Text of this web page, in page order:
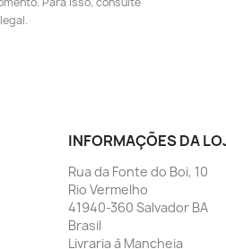
INFORMAÇÕES DA
Rua da Fonte do Boi, 10
Rio Vermelho
41940-360 Salvador BA
Brasil
Livraria à Mancheia